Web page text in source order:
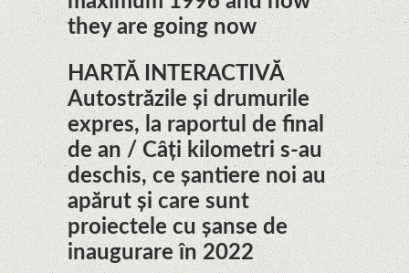
they are going now
HARTĂ INTERACTIVĂ
Autostrăzile și drumurile
expres, la raportul de final
de an / Câți kilometri s-au
deschis, ce șantiere noi au
apărut și care sunt
proiectele cu șanse de
inaugurare în 2022